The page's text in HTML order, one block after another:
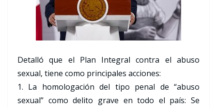
Detalló que el Plan Integral contra el abuso
sexual, tiene como principales acciones:
1. La homologación del tipo penal de “abuso
sexual” como delito grave en todo el país: Se